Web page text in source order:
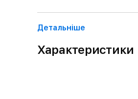
Детальнiше
Характеристики